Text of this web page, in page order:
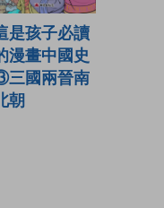
是孩子必讀
漫畫中國史
國兩晉南
朝